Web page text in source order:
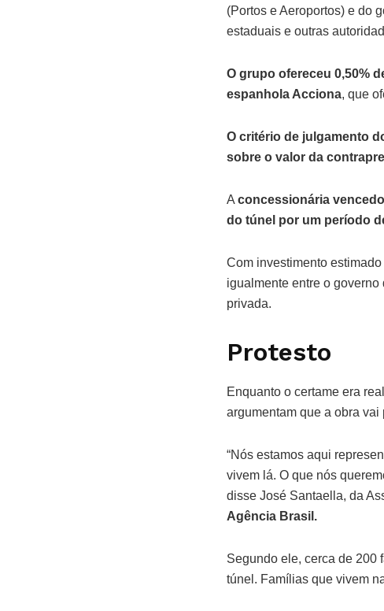
(Portos e Aeroportos) e do
estaduais e outras
O grupo ofereceu 0,50%
espanhola Acciona, que
O critério de julgamento
sobre o valor da
A concessionária
do túnel por um período
Com investimento
igualmente entre o
privada.
Protesto
Enquanto o certame era
argumentam que a obra
“Nós estamos aqui
vivem lá. O que nós
disse José Santaella, da
Agência Brasil.
Segundo ele, cerca de 200
túnel. Famílias que vivem